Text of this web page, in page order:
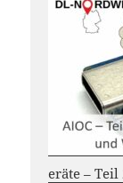
eräte –